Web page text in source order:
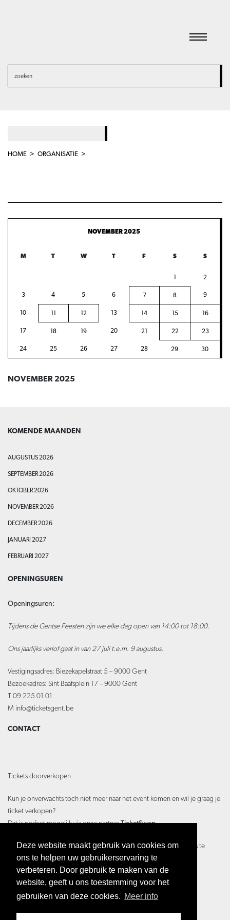
Deze website maakt gebruik van cookies om
ons te helpen uw gebruikerservaring te
verbeteren. Door gebruik te maken van de
website, geeft u ons toestemming voor het
gebruiken van deze cookies. Meer info
HOME ORGANISATIE
NOVEMBER 2025
M T W T F S S
1 2
3 4 5 6 7 8 9
10 11 12 13 14 15 16
17 18 19 20 21 22 23
24 25 26 27 28 29 30
NOVEMBER 2025
KOMENDE MAANDEN
AUGUSTUS 2026
SEPTEMBER 2026
OKTOBER 2026
NOVEMBER 2026
DECEMBER 2026
JANUARI 2027
FEBRUARI 2027
OPENINGSUREN
Openingsuren:
Tijdens de Gentse Feesten zijn we elke dag open van 14:00 tot 18:00.
Ons jaarlijks verlof gaat in van 27 juli t.e.m. 9 augustus.
Vestigingsadres: Biezekapelstraat 5 – 9000 Gent
Bezoekadres: Sint Baafsplein 17 – 9000 Gent
T 09 225 01 01
M info@ticketsgent.be
CONTACT
Tickets doorverkopen
Kun je onverwachts toch niet meer naar het event komen en wil je graag je
ticket verkopen?
Dat is perfect mogelijk via onze partnerTicketSwap
Ticketswap is een veilige en gemakkelijke app voor fans om tickets te
kopen en te verkopen.
Hoe je dit precies doet lees je hier:Hoe werkt TicketSwap?
disclaimer